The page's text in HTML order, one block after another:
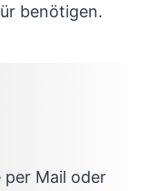
benötigen.
per Mail oder